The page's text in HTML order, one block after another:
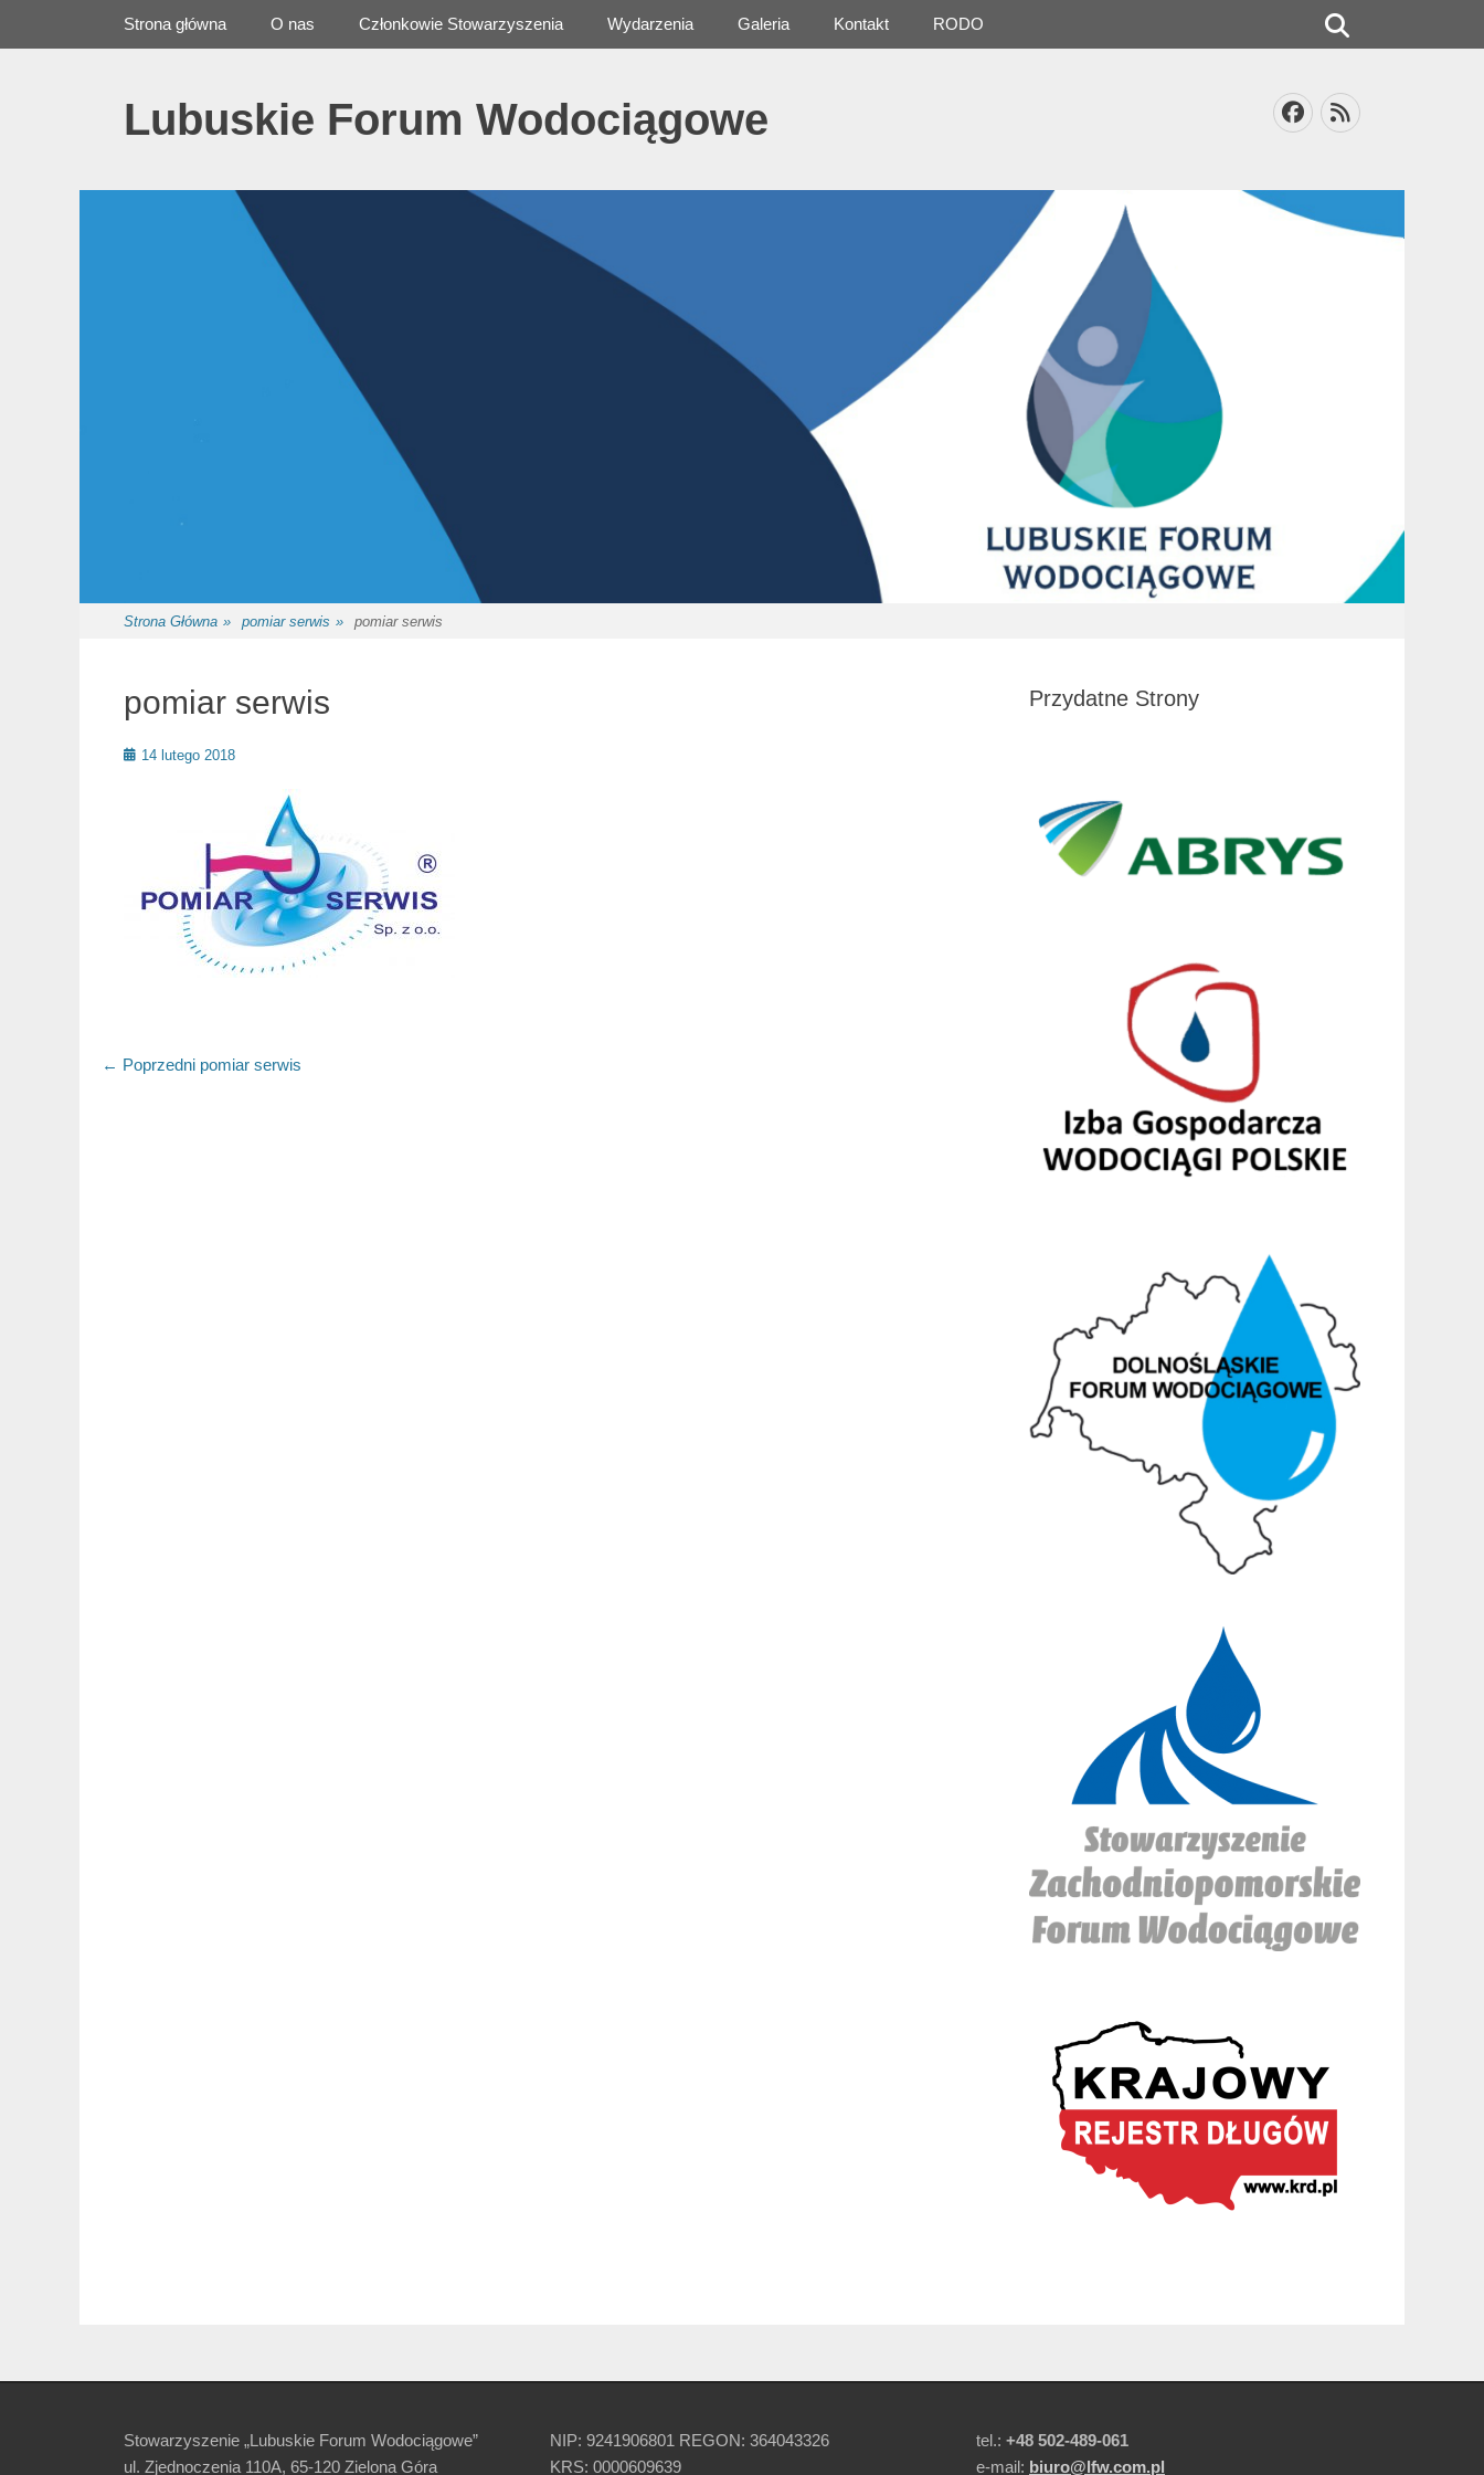
Lubuskie Forum Wodociągowe Facebook
Feed
Primary Menu
Strona główna O nas Członkowie Stowarzyszenia Wydarzenia Galeria Kontakt RODO
Strona Główna » pomiar serwis » pomiar serwis
pomiar serwis
Posted
14 lutego 2018
Nawigacja
← Poprzedni Poprzedni
pomiar serwis
Przydatne Strony
Stowarzyszenie „Lubuskie Forum Wodociągowe”
ul. Zjednoczenia 110A, 65-120 Zielona Góra
NIP: 9241906801 REGON: 364043326
KRS: 0000609639
tel.: +48 502-489-061
e-mail: biuro@lfw.com.pl